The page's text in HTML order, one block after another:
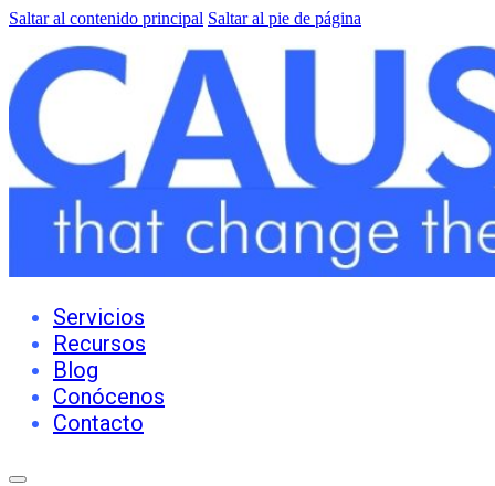
Saltar al contenido principal Saltar al pie de página
Servicios
Recursos
Blog
Conócenos
Contacto